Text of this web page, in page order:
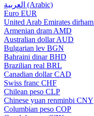
العربية (Arabic)
Euro EUR
United Arab Emirates dirham
Armenian dram AMD
Australian dollar AUD
Bulgarian lev BGN
Bahraini dinar BHD
Brazilian real BRL
Canadian dollar CAD
Swiss franc CHF
Chilean peso CLP
Chinese yuan renminbi CNY
Columbian peso COP